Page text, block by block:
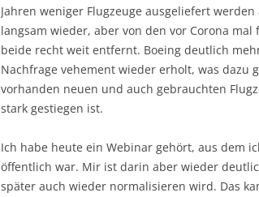
Jahren weniger Flugzeuge ausgeliefert
langsam wieder, aber von den vor Corona
beide recht weit entfernt. Boeing deutlich
Nachfrage vehement wieder erholt, was dazu
vorhanden neuen und auch gebrauchten
stark gestiegen ist.
Ich habe heute ein Webinar gehört, aus dem
öffentlich war. Mir ist darin aber wieder
später auch wieder normalisieren wird. Das